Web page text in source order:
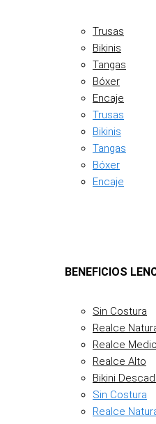
Trusas
Bikinis
Tangas
Bóxer
Encaje
Trusas
Bikinis
Tangas
Bóxer
Encaje
BENEFICIOS
Sin Costura
Realce
Realce Medio
Realce Alto
Bikini
Sin Costura
Realce